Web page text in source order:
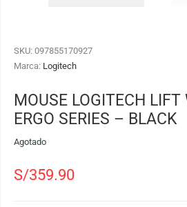
SKU: 097855170927
Marca: Logitech
MOUSE LOGITECH LIFT
ERGO SERIES – BLACK
Agotado
S/359.90